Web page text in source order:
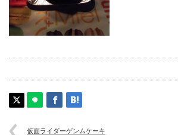
仮面ライダーゲンムケーキ